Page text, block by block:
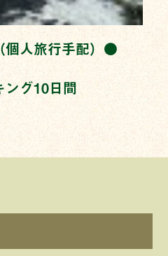
個人旅行手配）●
グ10日間